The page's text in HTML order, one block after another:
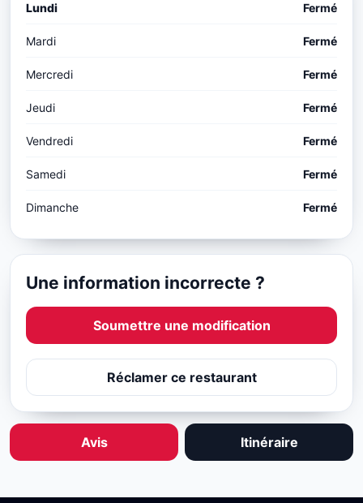
Lundi Fermé
Mardi Fermé
Mercredi Fermé
Jeudi Fermé
Vendredi Fermé
Samedi Fermé
Dimanche Fermé
Une information incorrecte ?
Soumettre une modification
Réclamer ce restaurant
Avis Itinéraire